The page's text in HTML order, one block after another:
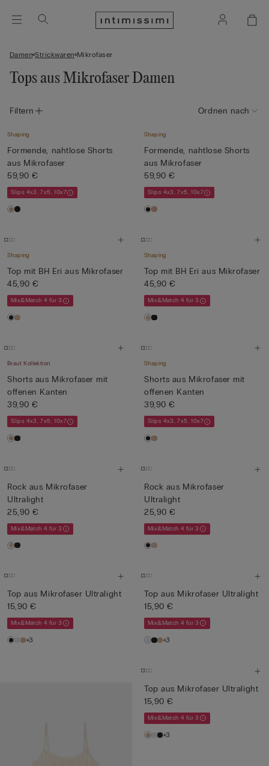
Damen Strickwaren Mikrofaser
Tops aus Mikrofaser Damen
Filtern Ordnen nach
Shaping
Formende, nahtlose Shorts
aus Mikrofaser
59,90 €
Slips 4x3, 7x5, 10x7
Shaping
Formende, nahtlose Shorts
aus Mikrofaser
59,90 €
Slips 4x3, 7x5, 10x7
Shaping
Top mit BH Eri aus Mikrofaser
45,90 €
Mix&Match 4 für 3
Shaping
Top mit BH Eri aus Mikrofaser
45,90 €
Mix&Match 4 für 3
Braut Kollektion
Shorts aus Mikrofaser mit
offenen Kanten
39,90 €
Slips 4x3, 7x5, 10x7
Shaping
Shorts aus Mikrofaser mit
offenen Kanten
39,90 €
Slips 4x3, 7x5, 10x7
Rock aus Mikrofaser
Ultralight
25,90 €
Mix&Match 4 für 3
Rock aus Mikrofaser
Ultralight
25,90 €
Mix&Match 4 für 3
Top aus Mikrofaser Ultralight
15,90 €
Mix&Match 4 für 3
+3
Top aus Mikrofaser Ultralight
15,90 €
Mix&Match 4 für 3
+3
Top aus Mikrofaser Ultralight
15,90 €
Mix&Match 4 für 3
+3